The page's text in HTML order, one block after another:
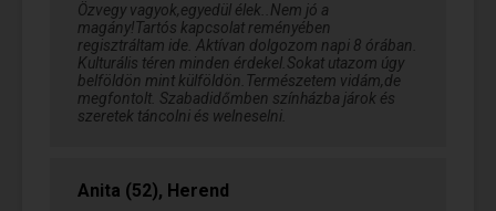
Özvegy vagyok,egyedül élek..Nem jó a
magány!Tartós kapcsolat reményében
regisztráltam ide. Aktívan dolgozom napi 8 órában.
Kulturális téren minden érdekel.Sokat utazom úgy
belföldön mint külföldön.Természetem vidám,de
megfontolt. Szabadidőmben színházba járok és
szeretek táncolni és welneselni.
Anita (52), Herend